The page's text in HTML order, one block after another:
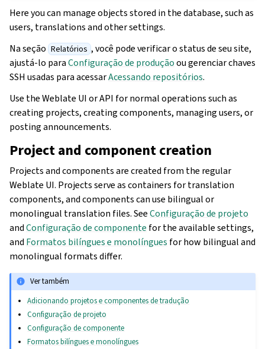
Here you can manage objects stored in the database, such as
users, translations and other settings.
Na seção Relatórios , você pode verificar o status de seu site,
ajustá-lo paraConfiguração de produçãoou gerenciar chaves
SSH usadas para acessarAcessando repositórios.
Use the Weblate UI or API for normal operations such as
creating projects, creating components, managing users, or
posting announcements.
Project and component creation
Projects and components are created from the regular
Weblate UI. Projects serve as containers for translation
components, and components can use bilingual or
monolingual translation files. SeeConfiguração de projeto
andConfiguração de componente for the available settings,
and Formatos bilíngues e monolíngues for how bilingual and
monolingual formats differ.
Ver também
Adicionando projetos e componentes de tradução
Configuração de projeto
Configuração de componente
Formatos bilíngues e monolíngues